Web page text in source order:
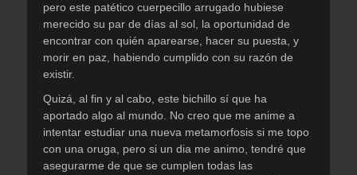
pero este patético cuerpecillo arrugado hubiese
merecido su par de días al sol, la oportunidad de
encontrar con quién aparearse, hacer su puesta, y
morir en paz, habiendo cumplido con su razón de
existir.
Quizá, al fin y al cabo, este bichillo sí que ha
aportado algo al mundo. No creo que me anime a
intentar estudiar una nueva metamorfosis si me topo
con una oruga, pero si un dia me animo, tendré que
asegurarme de que se cumplen todas las